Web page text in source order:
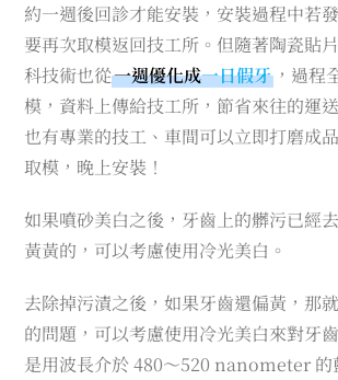
約一週後回診才能安裝，安裝過程中若
要再次取模返回技工所。但隨著陶瓷貼
科技術也從一週優化成一日假牙 ，過程
模，資料上傳給技工所，節省來往的運
也有專業的技工、車間可以立即打磨成
取模，晚上安裝！
如果噴砂美白之後，牙齒上的髒污已經
黃黃的，可以考慮使用冷光美白。
去除掉污漬之後，如果牙齒還偏黃，那
的問題，可以考慮使用冷光美白來對牙
是用波長介於 480～520 nanometer 的